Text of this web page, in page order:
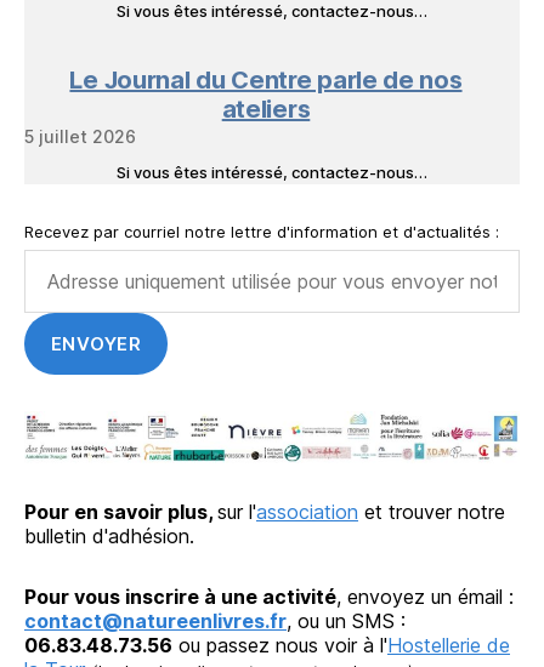
Si vous êtes intéressé, contactez-nous…
Le Journal du Centre parle de nos
ateliers
5 juillet 2026
Si vous êtes intéressé, contactez-nous…
Recevez par courriel notre lettre d'information et d'actualités :
Pour en savoir plus, sur l'association et trouver notre
bulletin d'adhésion.
Pour vous inscrire à une activité, envoyez un émail :
contact@natureenlivres.fr, ou un SMS :
06.83.48.73.56 ou passez nous voir à l'Hostellerie de